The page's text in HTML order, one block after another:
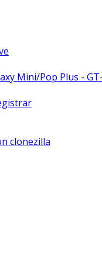
Mini/Pop Plus -
clonezilla